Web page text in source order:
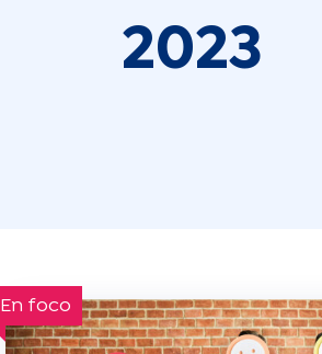
2023
En foco